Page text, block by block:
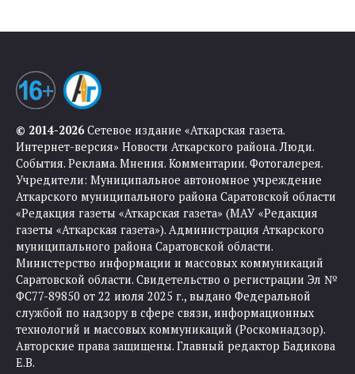
© 2014-2026Сетевое издание «Аткарская газета.
Интернет-версия» Новости Аткарского района. Люди.
События. Реклама. Мнения. Комментарии. Фотогалерея.
Учредители: Муниципальное автономное учреждение
Аткарского муниципального района Саратовской области
«Редакция газеты «Аткарская газета» (МАУ «Редакция
газеты «Аткарская газета»). Администрация Аткарского
муниципального района Саратовской области.
Министерство информации и массовых коммуникаций
Саратовской области. Свидетельство о регистрации Эл №
ФС77-89850 от 22 июля 2025 г., выдано Федеральной
службой по надзору в сфере связи, информационных
технологий и массовых коммуникаций (Роскомнадзор).
Авторские права защищены. Главный редактор Бадикова
Е.В.